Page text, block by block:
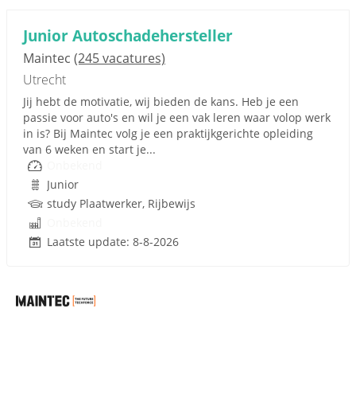
Junior Autoschadehersteller
Maintec (245 vacatures)
Utrecht
Jij hebt de motivatie, wij bieden de kans. Heb je een
passie voor auto's en wil je een vak leren waar volop werk
in is? Bij Maintec volg je een praktijkgerichte opleiding
van 6 weken en start je...
Junior
study Plaatwerker, Rijbewijs
Laatste update: 8-8-2026